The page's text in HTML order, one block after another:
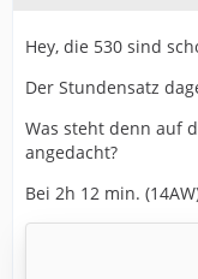
Hey, die 530 sind
Der Stundensatz
Was steht denn auf
angedacht?
Bei 2h 12 min.